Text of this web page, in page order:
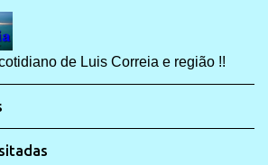
de Luis Correia e região !!